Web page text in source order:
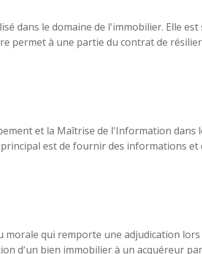
dans le domaine de l'immobilier. Elle
permet à une partie du contrat de résilier
et la Maîtrise de l'Information
est de fournir des informations et
qui remporte une adjudication
d'un bien immobilier à un acquéreur